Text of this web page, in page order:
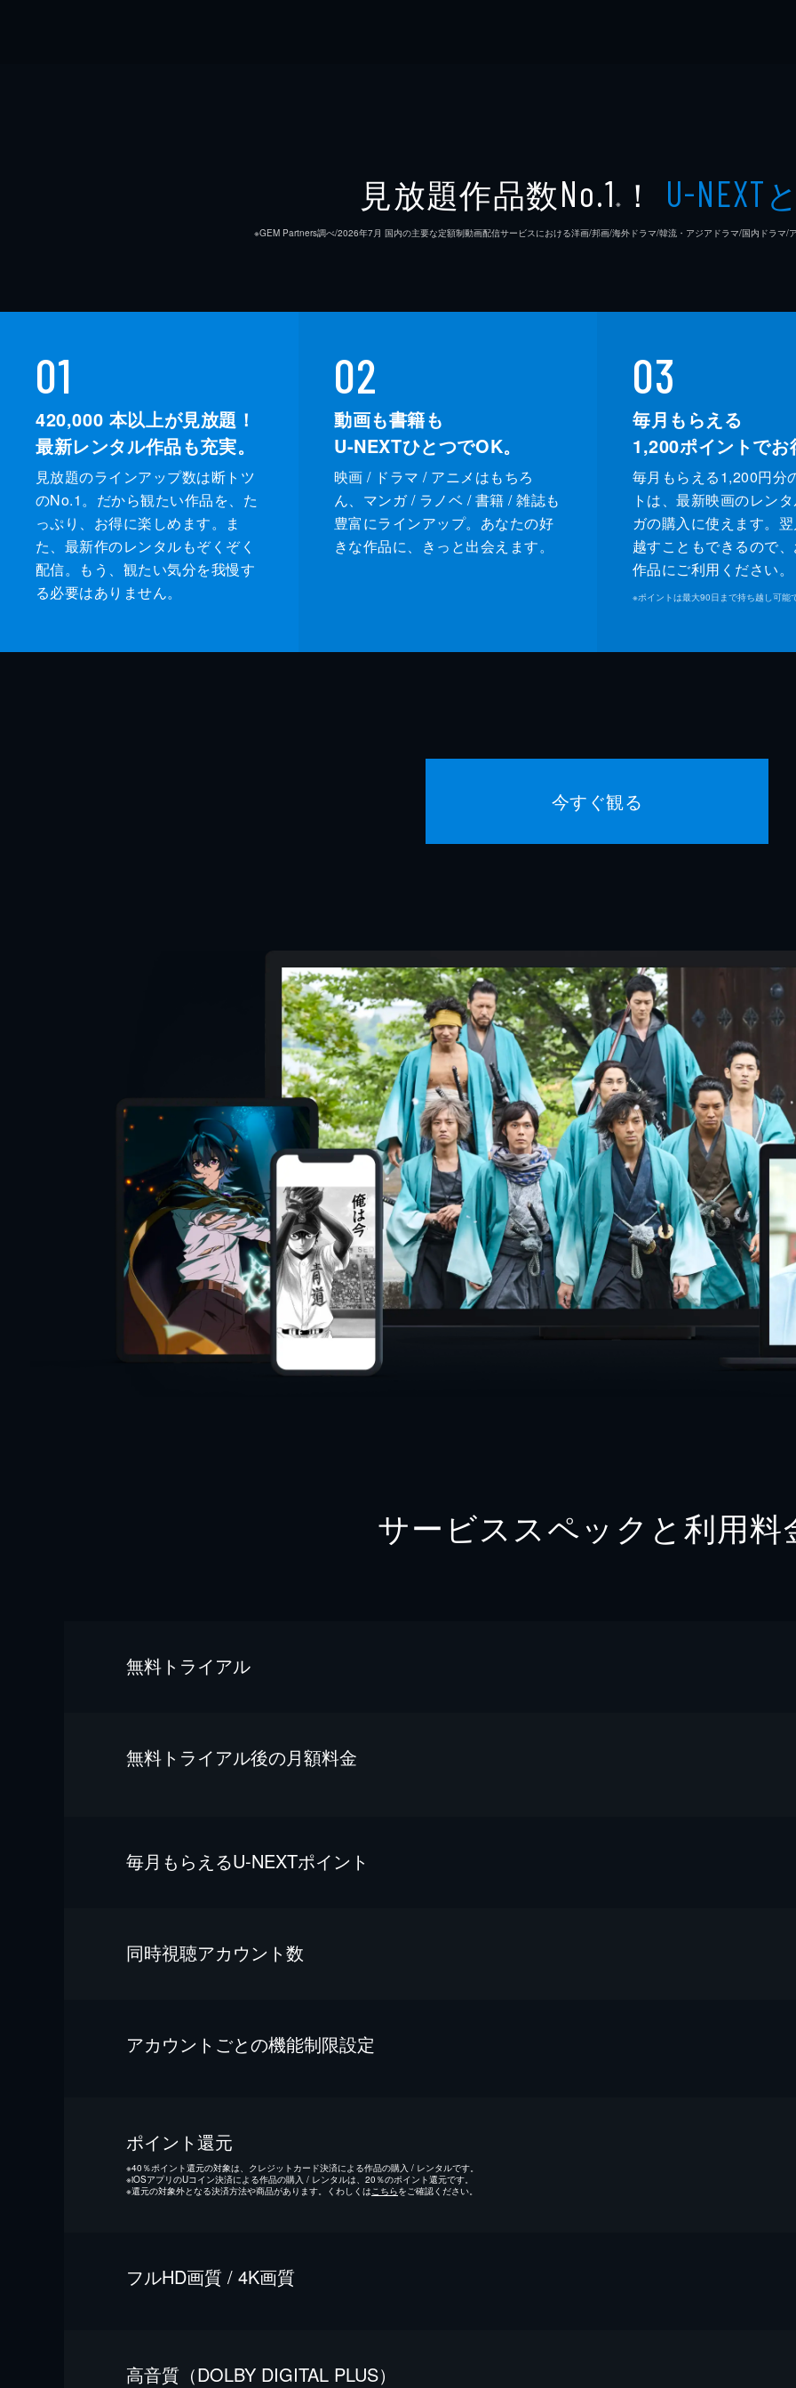
見放題作品数No.1 ※ ！ U-NEXT
※GEM Partners調べ/2026年7⽉ 国内の主要な定額制動画配信サービスにおける洋画/邦画/海外ドラマ/韓流・アジアドラマ/国内ドラマ/
01
420,000 本以上が見放題！
最新レンタル作品も充実。
見放題のラインアップ数は断トツ
のNo.1。だから観たい作品を、た
っぷり、お得に楽しめます。ま
た、最新作のレンタルもぞくぞく
配信。もう、観たい気分を我慢す
る必要はありません。
02
動画も書籍も
U-NEXTひとつでOK。
映画 / ドラマ / アニメはもちろ
ん、マンガ / ラノベ / 書籍 / 雑誌も
豊富にラインアップ。あなたの好
きな作品に、きっと出会えます。
03
毎月もらえる
1,200ポイントでお
毎月もらえる1,200円分
トは、最新映画のレン
ガの購入に使えます。
越すこともできるので
作品にご利用ください。
※ポイントは最大90日まで持ち越し可能
今すぐ観る
サービススペックと利用料
無料トライアル
無料トライアル後の⽉額料金
毎⽉もらえるU-NEXTポイント
同時視聴アカウント数
アカウントごとの機能制限設定
ポイント還元
※40％ポイント還元の対象は、クレジットカード決済による作品の購入 / レンタルです。
※iOSアプリのUコイン決済による作品の購入 / レンタルは、20％のポイント還元です。
※還元の対象外となる決済方法や商品があります。くわしくは こちらをご確認ください。
フルHD画質 / 4K画質
⾼⾳質（DOLBY DIGITAL PLUS）